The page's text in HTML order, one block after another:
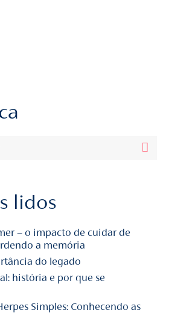
lidos
– o impacto de cuidar de
a memória
do legado
história e por que se
Simples: Conhecendo as